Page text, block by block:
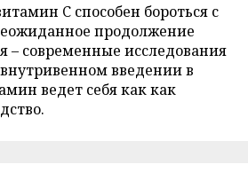
C способен бороться с
продолжение
– современные исследования
введении в
ведет себя как как